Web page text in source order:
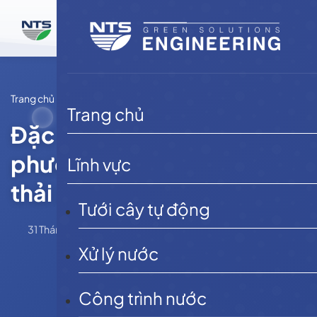
Trang chủ
Lĩnh vực
Tưới cây tự động
Xử lý nước
Công trình nước
dung
Trang chủ
Đặc điểm, tính chất và các
phương pháp xử lý nước
thải xi mạ đạt chuẩn
31 Tháng 5, 2025 admin Tin tức